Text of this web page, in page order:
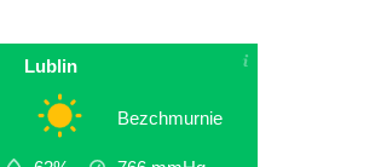
Lublin
Bezchmurnie